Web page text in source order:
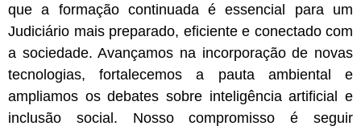
que a formação continuada é essencial para um
Judiciário mais preparado, eficiente e conectado com
a sociedade. Avançamos na incorporação de novas
tecnologias, fortalecemos a pauta ambiental e
ampliamos os debates sobre inteligência artificial e
inclusão social. Nosso compromisso é seguir